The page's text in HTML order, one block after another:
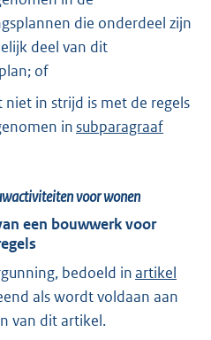
die onderdeel zijn
deel van dit
of
niet in strijd is met de regels
insubparagraaf
voor wonen
een bouwwerk voor
bedoeld inartikel
als wordt voldaan aan
van dit artikel.